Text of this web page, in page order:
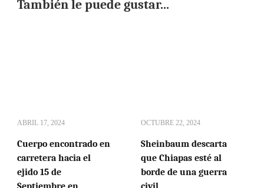
También le puede gustar...
ABRIL 17, 2024
Cuerpo encontrado en
carretera hacia el
ejido 15 de
OCTUBRE 22, 2024
Sheinbaum descarta
que Chiapas esté al
borde de una guerra